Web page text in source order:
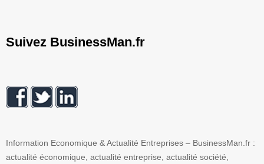
Suivez BusinessMan.fr
Information Economique & Actualité Entreprises – BusinessMan.fr :
actualité économique, actualité entreprise, actualité société,